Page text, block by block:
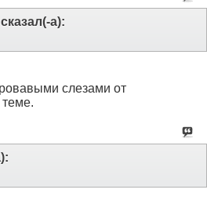
сказал(-а):
слезами от